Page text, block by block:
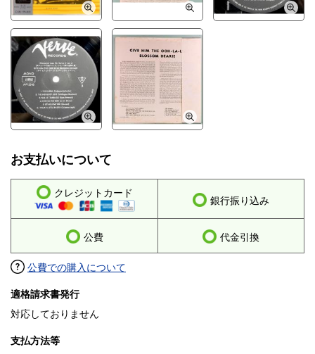
お支払いについて
クレジットカード
銀行振り込み
公費 代金引換
公費での購入について
適格請求書発行
対応しておりません
支払方法等